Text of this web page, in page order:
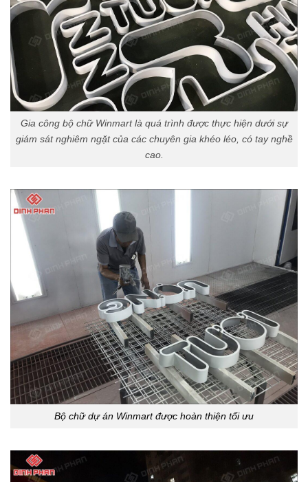
Gia công bộ chữ Winmart là quá trình được thực hiện dưới sự
giám sát nghiêm ngặt của các chuyên gia khéo léo, có tay nghề
cao.
Bộ chữ dự án Winmart được hoàn thiện tối ưu